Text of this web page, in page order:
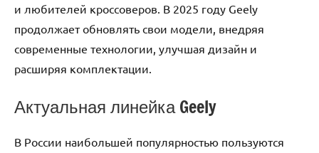
и любителей кроссоверов. В 2025 году Geely
продолжает обновлять свои модели, внедряя
современные технологии, улучшая дизайн и
расширяя комплектации.
Актуальная линейка Geely
В России наибольшей популярностью пользуются